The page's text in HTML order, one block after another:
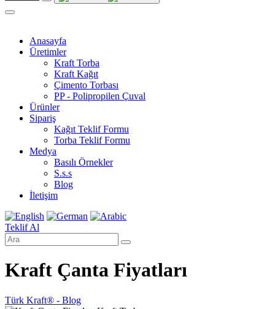
Anasayfa
Üretimler
Kraft Torba
Kraft Kağıt
Çimento Torbası
PP - Polipropilen Çuval
Ürünler
Sipariş
Kağıt Teklif Formu
Torba Teklif Formu
Medya
Basılı Örnekler
S.s.s
Blog
İletişim
Teklif Al
Kraft Çanta Fiyatları
Türk Kraft® - Blog